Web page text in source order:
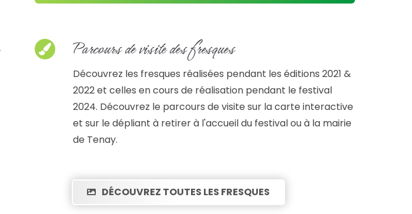
Parcours de visite des fresques
Découvrez les fresques réalisées pendant les éditions 2021 &
2022 et celles en cours de réalisation pendant le festival
2024. Découvrez le parcours de visite sur la carte interactive
et sur le dépliant à retirer à l'accueil du festival ou à la mairie
de Tenay.
DÉCOUVREZ TOUTES LES FRESQUES